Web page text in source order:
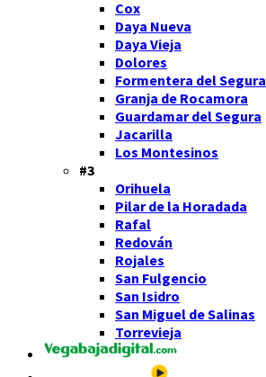
Cox
Daya Nueva
Daya Vieja
Dolores
Formentera del Segura
Granja de Rocamora
Guardamar del Segura
Jacarilla
Los Montesinos
#3
Orihuela
Pilar de la Horadada
Rafal
Redován
Rojales
San Fulgencio
San Isidro
San Miguel de Salinas
Torrevieja